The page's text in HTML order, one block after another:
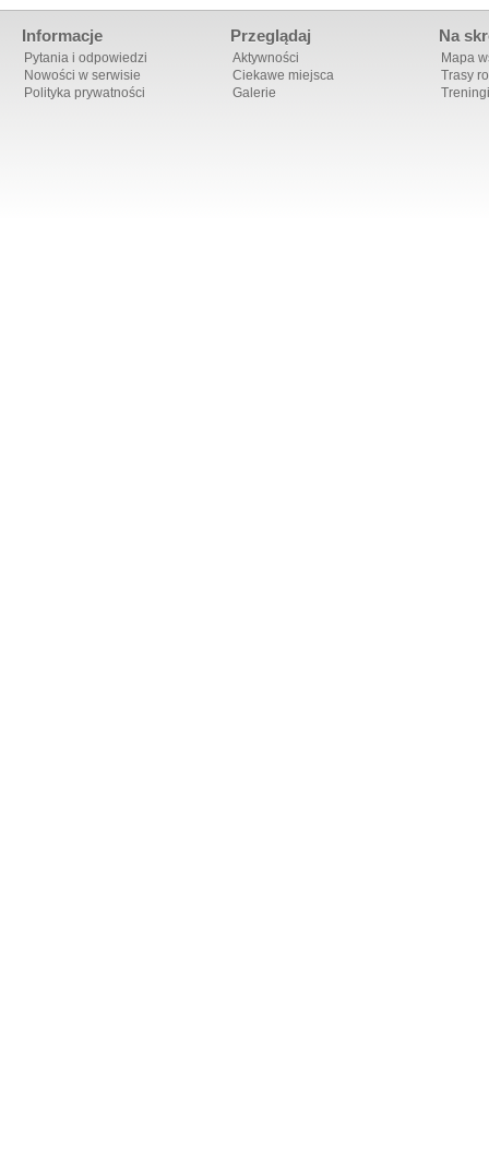
Informacje
Pytania i odpowiedzi
Nowości w serwisie
Polityka prywatności
Przeglądaj
Aktywności
Ciekawe miejsca
Galerie
Na
Mapa
Trasy